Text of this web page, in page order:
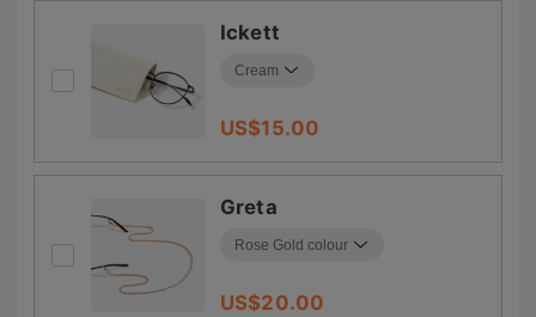
Ickett
US$15.00
Greta
US$20.00